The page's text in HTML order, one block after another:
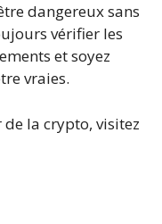
dangereux sans
vérifier les
et soyez
vraies.
la crypto, visitez